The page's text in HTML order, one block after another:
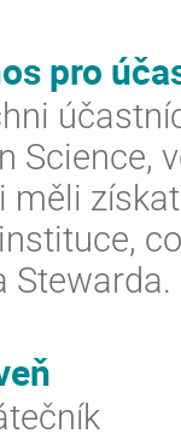
pro
Science,
měli
Stewarda.